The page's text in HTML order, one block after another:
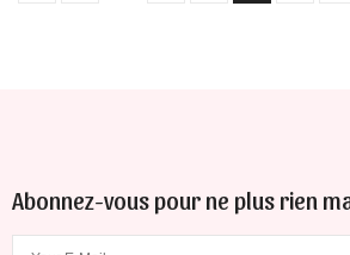
Abonnez-vous pour ne plus rien